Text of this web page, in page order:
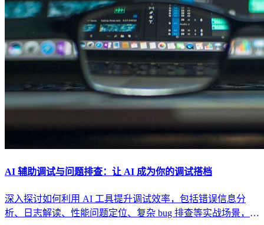
AI 辅助调试与问题排查：让 AI 成为你的调试搭档
深入探讨如何利用 AI 工具提升调试效率，包括错误信息分
析、日志解读、性能问题定位、复杂 bug 排查等实战场景，构